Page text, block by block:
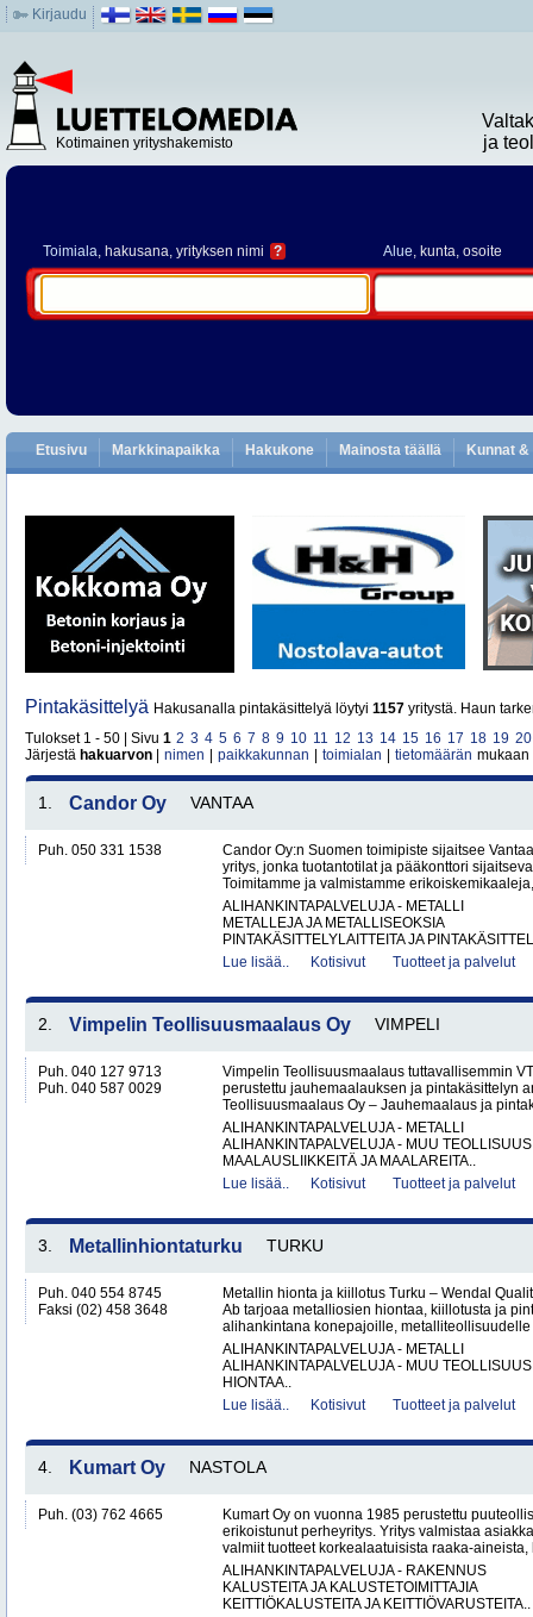
Kirjaudu
Kotimainen yrityshakemisto
ja
Toimiala, hakusana, yrityksen nimi ? Alue, kunta, osoite
Etusivu Markkinapaikka Hakukone Mainosta täällä Kunnat
Pintakäsittelyä Hakusanalla pintakäsittelyä löytyi 1157 yritystä. Haun
Tulokset 1 - 50 | Sivu 1 2 3 4 5 6 7 8 9 10 11 12 13 14 15 16 17 18 19 20
Järjestä hakuarvon nimen paikkakunnan toimialan tietomäärän mukaan
1. Candor Oy VANTAA
Puh. 050 331 1538
Candor Oy:n Suomen toimipiste sijaitsee
yritys, jonka tuotantotilat ja pääkonttori
Toimitamme ja valmistamme
ALIHANKINTAPALVELUJA - METALLI
METALLEJA JA METALLISEOKSIA
PINTAKÄSITTELYLAITTEITA JA
Lue lisää..
Kotisivut Tuotteet ja palvelut
2. Vimpelin Teollisuusmaalaus Oy VIMPELI
Puh. 040 127 9713
Puh. 040 587 0029
Vimpelin Teollisuusmaalaus tuttavallisemmin
perustettu jauhemaalauksen ja pintakäsittelyn
Teollisuusmaalaus Oy – Jauhemaalaus ja
ALIHANKINTAPALVELUJA - METALLI
ALIHANKINTAPALVELUJA - MUU TEOLLISUUS
MAALAUSLIIKKEITÄ JA MAALAREITA..
Lue lisää..
Kotisivut Tuotteet ja palvelut
3. Metallinhiontaturku TURKU
Puh. 040 554 8745
Faksi (02) 458 3648
Metallin hionta ja kiillotus Turku – Wendal
Ab tarjoaa metalliosien hiontaa, kiillotusta ja
alihankintana konepajoille, metalliteollisuudelle
ALIHANKINTAPALVELUJA - METALLI
ALIHANKINTAPALVELUJA - MUU TEOLLISUUS
HIONTAA..
Lue lisää..
Kotisivut Tuotteet ja palvelut
4. Kumart Oy NASTOLA
Puh. (03) 762 4665
Kumart Oy on vuonna 1985 perustettu
erikoistunut perheyritys. Yritys valmistaa
valmiit tuotteet korkealaatuisista raaka-aineista,
ALIHANKINTAPALVELUJA - RAKENNUS
KALUSTEITA JA KALUSTETOIMITTAJIA
KEITTIÖKALUSTEITA JA KEITTIÖVARUSTEITA..